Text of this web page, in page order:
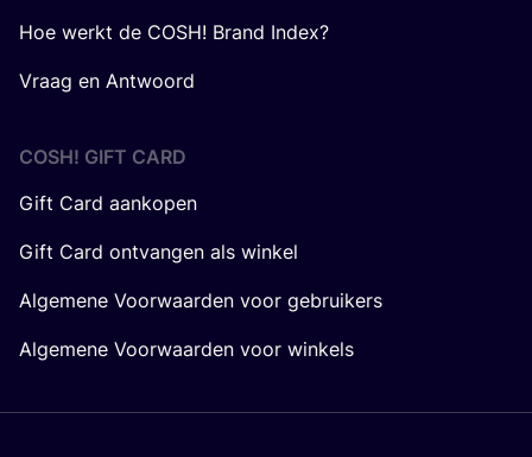
Hoe werkt de COSH! Brand Index?
Vraag en Antwoord
COSH! GIFT CARD
Gift Card aankopen
Gift Card ontvangen als winkel
Algemene Voorwaarden voor gebruikers
Algemene Voorwaarden voor winkels